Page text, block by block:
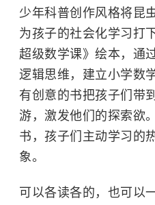
少年科普创作风格将昆
为孩子的社会化学习打
超级数学课》绘本，通
逻辑思维，建立小学数
有创意的书把孩子们带
游，激发他们的探索欲
书，孩子们主动学习的
象。
可以各读各的，也可以